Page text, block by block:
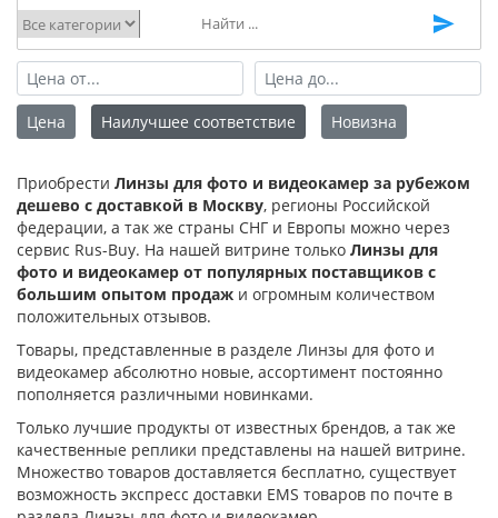
Цена Наилучшее соответствие Новизна
Приобрести Линзы для фото и видеокамер за рубежом
дешево с доставкой в Москву, регионы Российской
федерации, а так же страны СНГ и Европы можно через
сервис Rus-Buy. На нашей витрине только Линзы для
фото и видеокамер от популярных поставщиков с
большим опытом продаж и огромным количеством
положительных отзывов.
Товары, представленные в разделе Линзы для фото и
видеокамер абсолютно новые, ассортимент постоянно
пополняется различными новинками.
Только лучшие продукты от известных брендов, а так же
качественные реплики представлены на нашей витрине.
Множество товаров доставляется бесплатно, существует
возможность экспресс доставки EMS товаров по почте в